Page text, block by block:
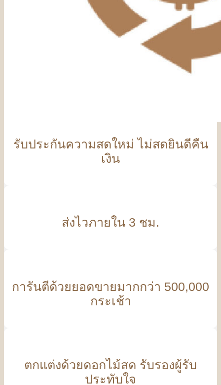
รับประกันความสดใหม่ ไม่สดยินดีคืน
เงิน
ส่งไวภายใน 3 ชม.
การันตีด้วยยอดขายมากกว่า 500,000
กระเช้า
ตกแต่งด้วยดอกไม้สด รับรองผู้รับ
ประทับใจ